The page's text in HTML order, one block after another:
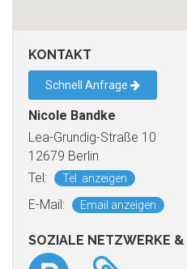
KONTAKT
Schnell Anfrage
Nicole Bandke
Lea-Grundig-Straße 10
12679 Berlin
Tel:
Tel. anzeigen
E-Mail: Email anzeigen
SOZIALE NETZWERKE &